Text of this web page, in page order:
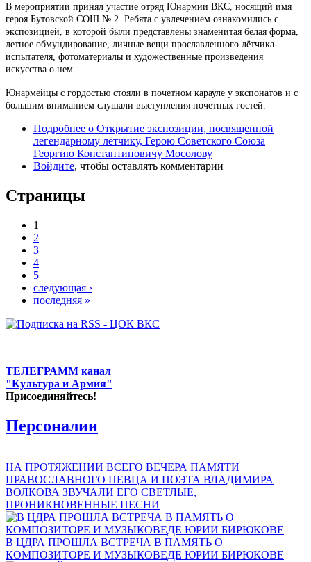
В мероприятии принял участие отряд Юнармии ВКС, носящий имя
героя Бутовской СОШ № 2. Ребята с увлечением ознакомились с
экспозицией, в которой были представлены знаменитая белая форма,
летное обмундирование, личные вещи прославленного лётчика-
испытателя, фотоматериалы и художественные произведения
искусства о нем.
Юнармейцы с гордостью стояли в почетном карауле у экспонатов и с
большим вниманием слушали выступления почетных гостей.
Подробнее о Открытие экспозиции, посвященной
легендарному лётчику, Герою Советского Союза
Георгию Константиновичу Мосолову
Войдите, чтобы оставлять комментарии
Страницы
1
2
3
4
5
следующая ›
последняя »
ТЕЛЕГРАММ канал
"Культура и Армия"
Присоединяйтесь!
Персоналии
НА ПРОТЯЖЕНИИ ВСЕГО ВЕЧЕРА ПАМЯТИ
ПРАВОСЛАВНОГО ПЕВЦА И ПОЭТА ВЛАДИМИРА
ВОЛКОВА ЗВУЧАЛИ ЕГО СВЕТЛЫЕ,
ПРОНИКНОВЕННЫЕ ПЕСНИ
В ЦДРА ПРОШЛА ВСТРЕЧА В ПАМЯТЬ О
КОМПОЗИТОРЕ И МУЗЫКОВЕДЕ ЮРИИ БИРЮКОВЕ